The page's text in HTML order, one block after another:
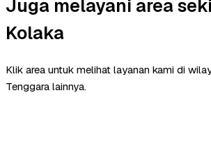
Juga melayani area
Kolaka
Klik area untuk melihat layanan kami di
Tenggara lainnya.